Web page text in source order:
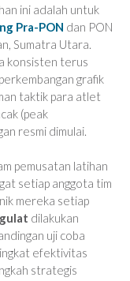
ini adalah untuk
Pra-PON dan PON
Sumatra Utara.
konsisten terus
grafik
taktik para atlet
(peak
resmi dimulai.
pemusatan latihan
setiap anggota tim
mereka setiap
dilakukan
uji coba
efektivitas
strategis